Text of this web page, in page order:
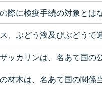
際に検疫手続の対象とは
、ぶどう液及びぶどうで
ッカリンは、名あて国の
材木は、名あて国の関係